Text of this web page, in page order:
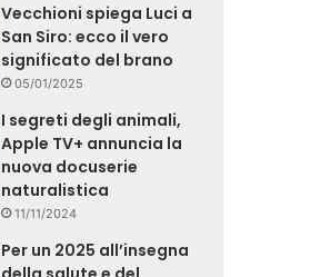
Vecchioni spiega Luci a
San Siro: ecco il vero
significato del brano
05/01/2025
I segreti degli animali,
Apple TV+ annuncia la
nuova docuserie
naturalistica
11/11/2024
Per un 2025 all’insegna